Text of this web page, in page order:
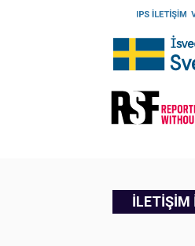
İLETİŞİM